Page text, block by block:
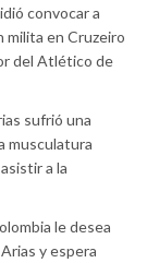
convocar a
milita en Cruzeiro
del Atlético de
sufrió una
musculatura
a la
le desea
y espera